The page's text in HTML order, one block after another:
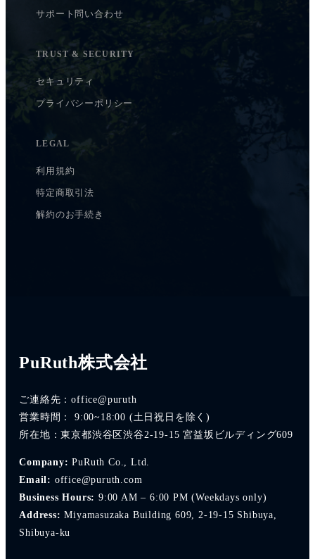
サポート問い合わせ
TRUST & SECURITY
セキュリティ
プライバシーポリシー
LEGAL
利用規約
特定商取引法
解約のお手続き
PuRuth株式会社
ご連絡先：office@puruth
営業時間： 9:00~18:00 (土日祝日を除く)
所在地：東京都渋谷区渋谷2-19-15 宮益坂ビルディング609
Company: PuRuth Co., Ltd.
Email: office@puruth.com
Business Hours: 9:00 AM – 6:00 PM (Weekdays only)
Address: Miyamasuzaka Building 609, 2-19-15 Shibuya,
Shibuya-ku